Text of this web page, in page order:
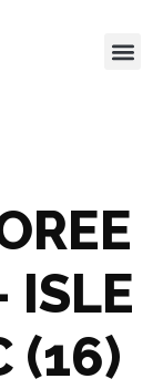
ISLE
(16)